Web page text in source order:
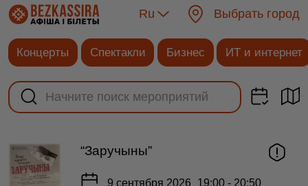
Ru Выбрать город
Концерты Спектакли Бизнес ИТ и интернет
“Заручыны”
9 сентября 2026 19:00 - 20:50